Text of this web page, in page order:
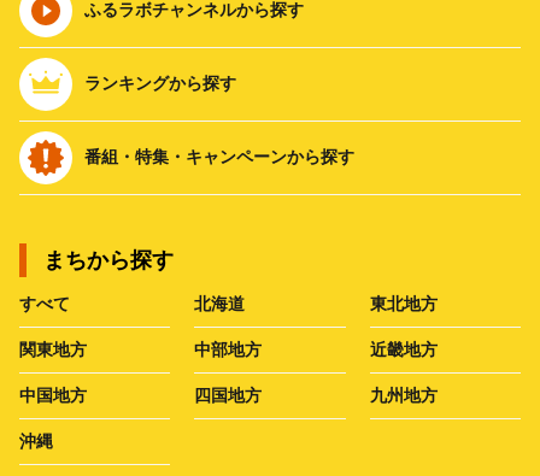
ふるラボチャンネルから探す
ランキングから探す
番組・特集・キャンペーンから探す
まちから探す
すべて 北海道 東北地方
関東地方 中部地方 近畿地方
中国地方 四国地方 九州地方
沖縄